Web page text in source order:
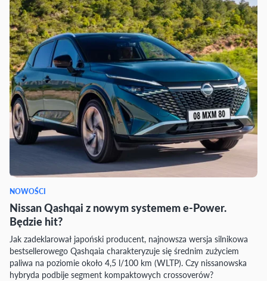
NOWOŚCI
Nissan Qashqai z nowym systemem e-Power.
Będzie hit?
Jak zadeklarował japoński producent, najnowsza wersja silnikowa
bestsellerowego Qashqaia charakteryzuje się średnim zużyciem
paliwa na poziomie około 4,5 l/100 km (WLTP). Czy nissanowska
hybryda podbije segment kompaktowych crossoverów?